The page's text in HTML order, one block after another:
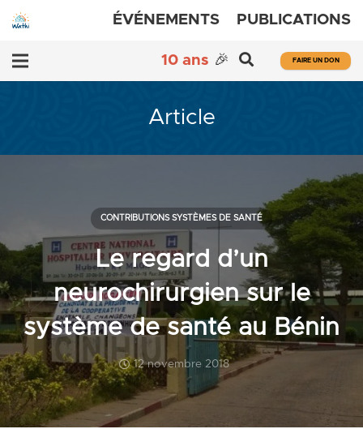
ÉVÉNEMENTS PUBLICATIONS
10 ans 🎉 FAIRE UN DON
Article
Le regard d’un
neurochirurgien sur le
système de santé au Bénin
12 novembre 2018
CONTRIBUTIONS SYSTÈMES DE SANTÉ